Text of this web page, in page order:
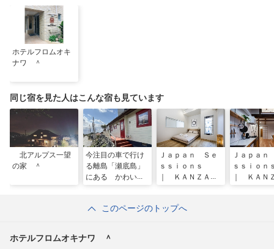
ホテルフロムオキ
ナワ ＾
同じ宿を見た人はこんな宿も見ています
北アルプス一望
の家 ＾
今注目の車で行け
る離島「瀬底島」
にある かわいい
＾
Ｊａｐａｎ Ｓｅ
ｓｓｉｏｎｓ
｜ ＫＡＮＺＡＫ
Ｊａｐａ
ｓｓｉｏ
｜ ＫＡＮ
このページのトップへ
ホテルフロムオキナワ ＾